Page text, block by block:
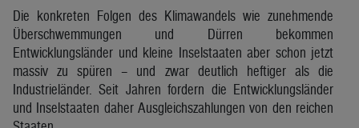
Die konkreten Folgen des Klimawandels wie zunehmende
Überschwemmungen und Dürren bekommen
Entwicklungsländer und kleine Inselstaaten aber schon jetzt
massiv zu spüren – und zwar deutlich heftiger als die
Industrieländer. Seit Jahren fordern die Entwicklungsländer
und Inselstaaten daher Ausgleichszahlungen von den reichen